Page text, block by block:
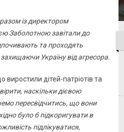
із директором
Заболотною завітали до
та проходять
Україну від агресора.
дітей-патріотів та
наскільки дієвою
пересвідчитись, що вони
було б підкоригувати в
підлікуватися,